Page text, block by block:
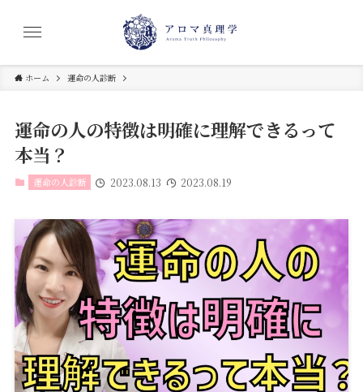
ホーム 運命の人診断
運命の人の特徴は明確に理解できるって
本当？
運命の人診断 2023.08.13 2023.08.19